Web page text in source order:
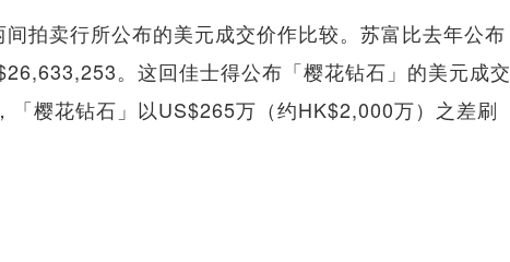
拍卖行所公布的美元成交价作比较。苏富比去年公布
。这回佳士得公布「樱花钻石」的美元成交
樱花钻石」以US$265万（约HK$2,000万）之差刷